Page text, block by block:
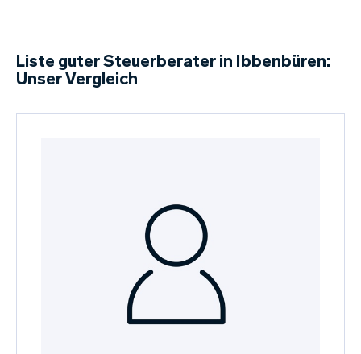
Liste guter Steuerberater in Ibbenbüren:
Unser Vergleich